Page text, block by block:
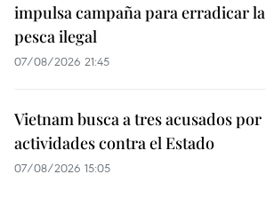
impulsa campaña para erradicar la
pesca ilegal
07/08/2026 21:45
Vietnam busca a tres acusados por
actividades contra el Estado
07/08/2026 15:05